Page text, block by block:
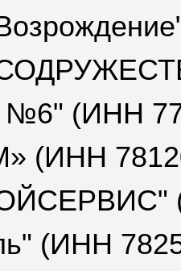
(ИНН
(ИНН
(ИНН